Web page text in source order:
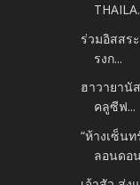
ร่วมอิสสร
รงก...
ฮาวายานั
คลูซีฟ...
“ห้างเซ็น
ลอนดอ